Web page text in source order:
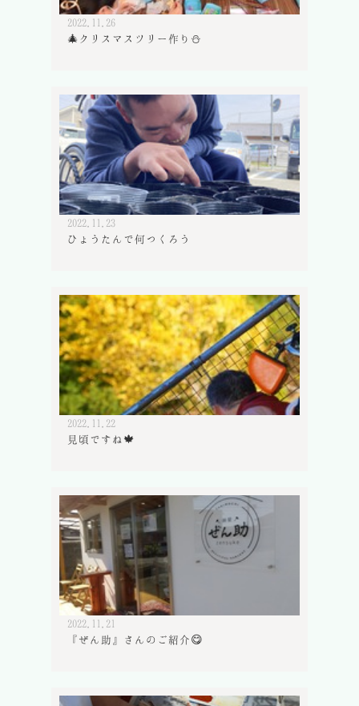
2022.11.26
🎄クリスマスツリー作り⛄
2022.11.23
ひょうたんで何つくろう
2022.11.22
見頃ですね🍁
2022.11.21
『ぜん助』さんのご紹介😋